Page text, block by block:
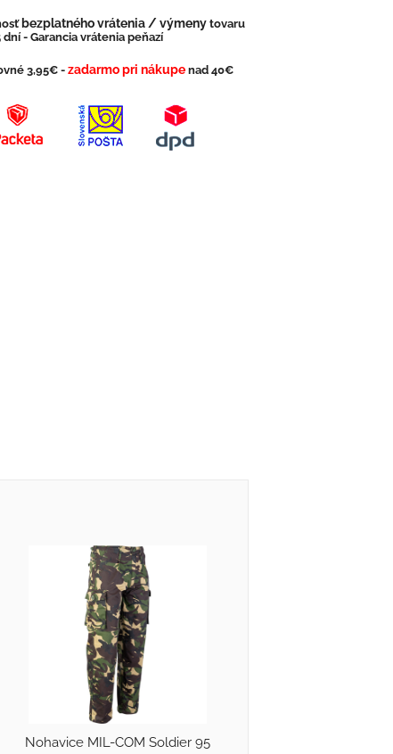
bezplatného vrátenia / výmeny tovaru
dní - Garancia vrátenia peňazí
3,95€ - zadarmo pri nákupe nad 40€
Nohavice MIL-COM Soldier 95